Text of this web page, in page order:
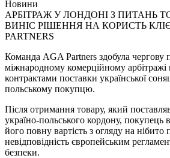
Новини
АРБІТРАЖ У ЛОНДОНІ З ПИТАНЬ
ВИНІС РІШЕННЯ НА КОРИСТЬ
PARTNERS
Команда AGA Partners здобула чергову
міжнародному комерційному арбітражі
контрактами поставки української
польському покупцю.
Після отримання товару, який
україно-польського кордону, покупець
його повну вартість з огляду на нібито
невідповідність європейським
безпеки.